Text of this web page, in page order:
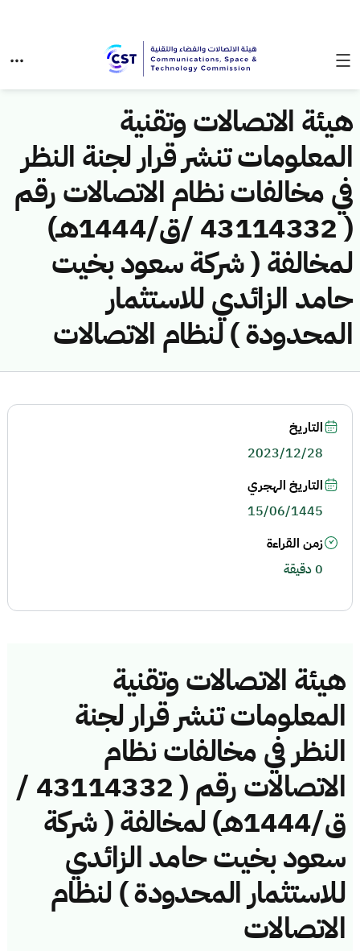
هيئة الاتصالات وتقنية
المعلومات تنشر قرار لجنة النظر
في مخالفات نظام الاتصالات رقم
( 43114332 /ق/1444هـ)
لمخالفة ( شركة سعود بخيت
حامد الزائدي للاستثمار
المحدودة ) لنظام الاتصالات
هيئة الاتصالات وتقنية
المعلومات تنشر قرار لجنة
النظر في مخالفات نظام
الاتصالات رقم ( 43114332 /
ق/1444هـ) لمخالفة ( شركة
سعود بخيت حامد الزائدي
للاستثمار المحدودة ) لنظام
الاتصالات
التاريخ
2023/12/28
التاريخ الهجري
15/06/1445
زمن القراءة
0 دقيقة